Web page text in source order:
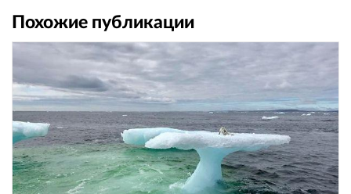
Похожие публикации